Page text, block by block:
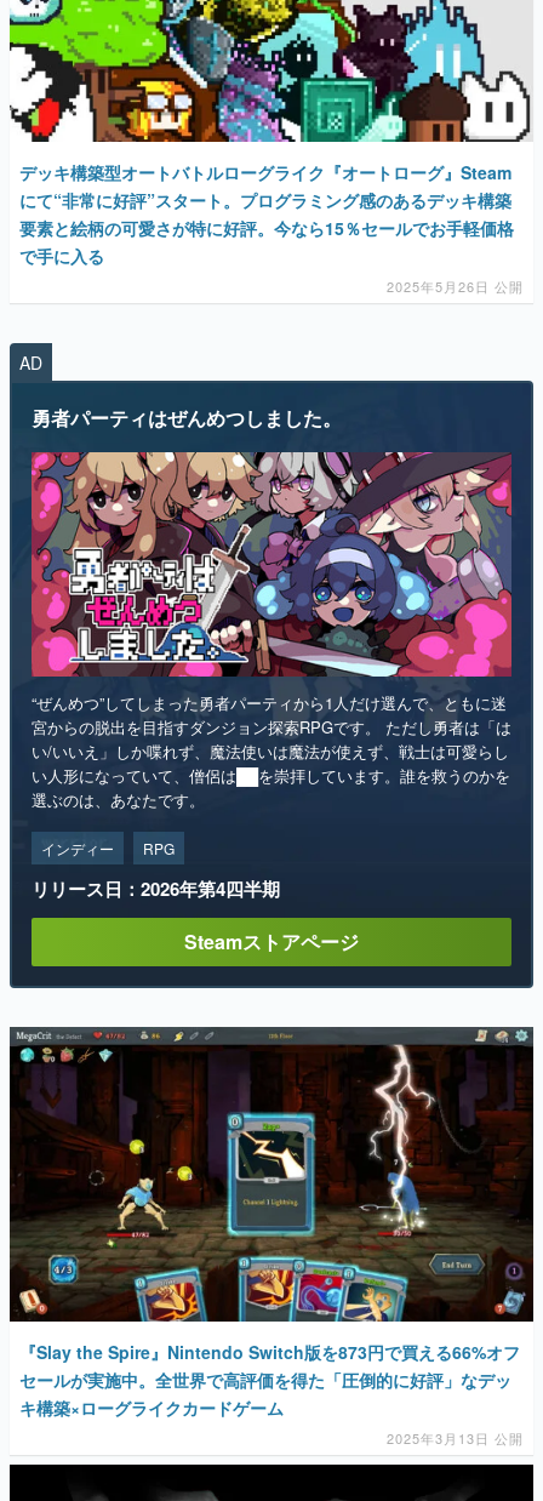
デッキ構築型オートバトルローグライク『オートローグ』Steam
にて“非常に好評”スタート。プログラミング感のあるデッキ構築
要素と絵柄の可愛さが特に好評。今なら15％セールでお手軽価格
で手に入る
2025年5月26日 公開
AD
勇者パーティはぜんめつしました。
“ぜんめつ”してしまった勇者パーティから1人だけ選んで、ともに迷
宮からの脱出を目指すダンジョン探索RPGです。 ただし勇者は「は
い/いいえ」しか喋れず、魔法使いは魔法が使えず、戦士は可愛らし
い人形になっていて、僧侶は██を崇拝しています。誰を救うのかを
選ぶのは、あなたです。
インディー RPG
リリース日：2026年第4四半期
Steamストアページ
『Slay the Spire』Nintendo Switch版を873円で買える66%オフ
セールが実施中。全世界で高評価を得た「圧倒的に好評」なデッ
キ構築×ローグライクカードゲーム
2025年3月13日 公開